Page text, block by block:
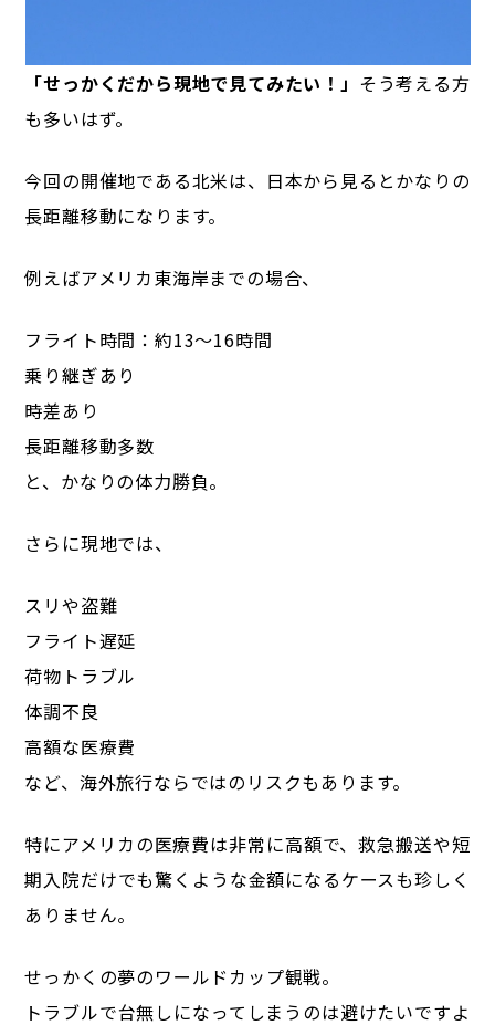
「せっかくだから現地で見てみたい！」 そう考える方
も多いはず。
今回の開催地である北米は、日本から見るとかなりの
長距離移動になります。
例えばアメリカ東海岸までの場合、
フライト時間：約13〜16時間
乗り継ぎあり
時差あり
長距離移動多数
と、かなりの体力勝負。
さらに現地では、
スリや盗難
フライト遅延
荷物トラブル
体調不良
高額な医療費
など、海外旅行ならではのリスクもあります。
特にアメリカの医療費は非常に高額で、救急搬送や短
期入院だけでも驚くような金額になるケースも珍しく
ありません。
せっかくの夢のワールドカップ観戦。
トラブルで台無しになってしまうのは避けたいですよ